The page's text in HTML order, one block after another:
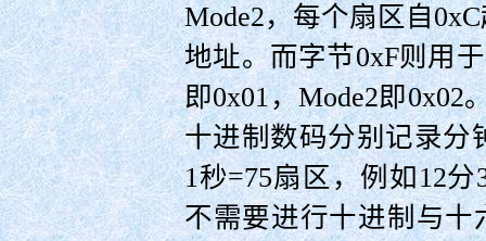
Mode2，每个扇区自
地址。而字节0xF则用
即0x01，Mode2即
十进制数码分别记录分
1秒=75扇区，例如12分
不需要进行十进制与